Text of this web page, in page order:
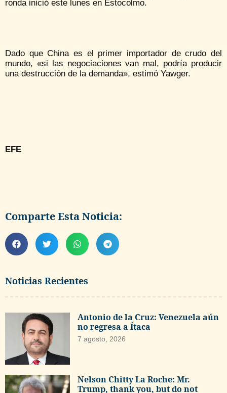
Noticias Recientes
Antonio de la Cruz: Venezuela aún
no regresa a Ítaca
7 agosto, 2026
Nelson Chitty La Roche: Mr.
Trump, thank you, but do not
ronda inició este lunes en Estocolmo.
Dado que China es el primer importador de crudo del
mundo, «si las negociaciones van mal, podría producir
una destrucción de la demanda», estimó Yawger.
EFE
Comparte Esta Noticia: